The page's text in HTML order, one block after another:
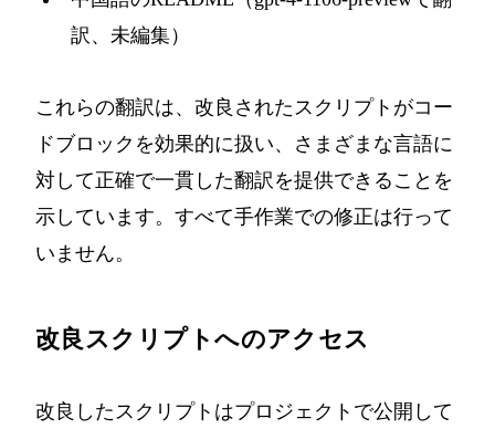
訳、未編集）
これらの翻訳は、改良されたスクリプトがコー
ドブロックを効果的に扱い、さまざまな言語に
対して正確で一貫した翻訳を提供できることを
示しています。すべて手作業での修正は行って
いません。
改良スクリプトへのアクセス
改良したスクリプトはプロジェクトで公開して